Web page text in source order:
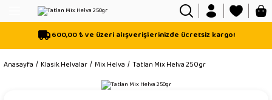
Geri Dön
Geri Dön
Geri Dön
600,00 ₺ ve üzeri alışverişlerinizde ücretsiz kargo!
Anasayfa Klasik Helvalar Mix Helva Tatlan Mix Helva 250gr